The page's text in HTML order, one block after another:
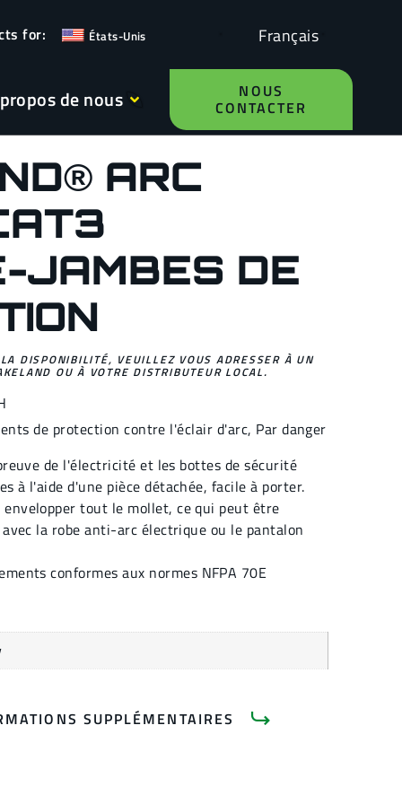
États-Unis Français
de nous NOUS
CONTACTER
ARC
JAMBES DE
DISPONIBILITÉ, VEUILLEZ VOUS ADRESSER À UN
OU À VOTRE DISTRIBUTEUR LOCAL.
de protection contre l'éclair d'arc, Par danger
de l'électricité et les bottes de sécurité
à l'aide d'une pièce détachée, facile à porter.
tout le mollet, ce qui peut être
la robe anti-arc électrique ou le pantalon
conformes aux normes NFPA 70E
SUPPLÉMENTAIRES